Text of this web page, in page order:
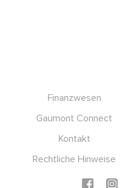
Finanzwesen
Gaumont Connect
Kontakt
Rechtliche Hinweise
Social icons